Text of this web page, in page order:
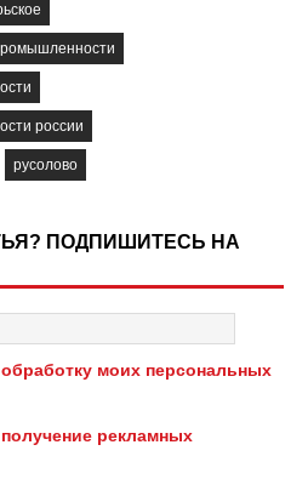
россии
русолово
ПОДПИШИТЕСЬ НА
обработку моих персональных
получение рекламных